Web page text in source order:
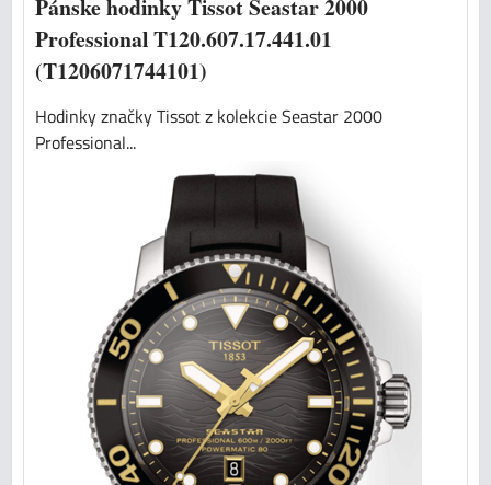
Pánske hodinky Tissot Seastar 2000
Professional T120.607.17.441.01
(T1206071744101)
Hodinky značky Tissot z kolekcie Seastar 2000
Professional...